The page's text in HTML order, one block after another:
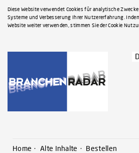
Diese Website verwendet Cookies für analytische
Systeme und Verbesserung Ihrer Nutzererfahrung.
Website weiter verwenden, stimmen Sie der Cookie
Home Alte Inhalte Bestellen